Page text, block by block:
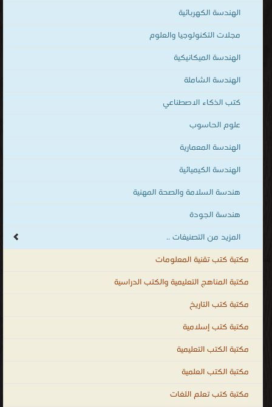
الهندسة الكهربائية
مجلات التكنولوجيا والعلوم
الهندسة الميكانيكية
الهندسة الشاملة
كتب الذكاء الاصطناعي
علوم الحاسوب
الهندسة المعمارية
الهندسة الكيميائية
هندسة السلامة والصحة المهنية
هندسة الجودة
المزيد من التصنيفات ..
مكتبة كتب تقنية المعلومات
مكتبة المناهج التعليمية والكتب الدراسية
مكتبة كتب التاريخ
مكتبة كتب إسلامية
مكتبة الكتب التعليمية
مكتبة الكتب العلمية
مكتبة كتب تعلم اللغات